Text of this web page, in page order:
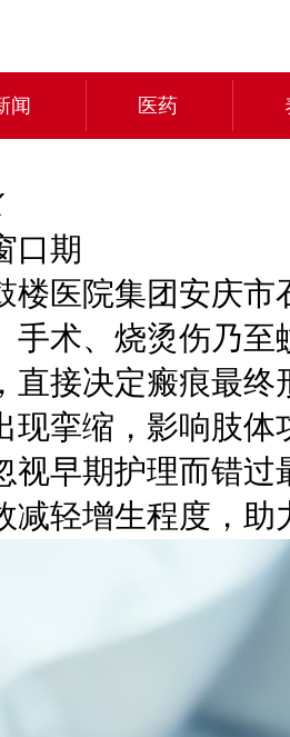
闻 医药
口期
楼医院集团安庆
手术、烧烫伤乃
直接决定瘢痕最
现挛缩，影响肢
视早期护理而错
减轻增生程度，助